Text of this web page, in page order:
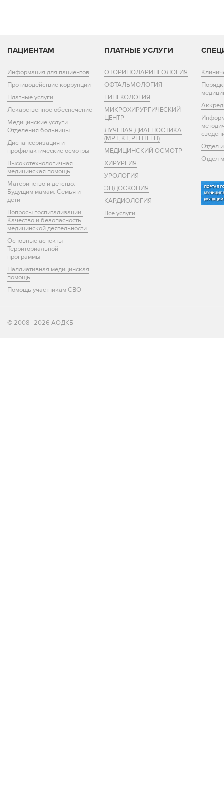
ПАЦИЕНТАМ
Информация для пациентов
Противодействие коррупции
Платные услуги
Лекарственное обеспечение
Медицинские услуги.
Отделения больницы
Диспансеризация и
профилактические осмотры
Высокотехнологичная
медицинская помощь
Материнство и детство.
Будущим мамам. Семья и
дети
Вопросы госпитализации.
Качество и безопасность
медицинской деятельности.
Основные аспекты
Территориальной
программы
Паллиативная медицинская
помощь
Помощь участникам СВО
ПЛАТНЫЕ УСЛУГИ
ОТОРИНОЛАРИНГОЛОГИЯ
ОФТАЛЬМОЛОГИЯ
ГИНЕКОЛОГИЯ
МИКРОХИРУРГИЧЕСКИЙ
ЦЕНТР
ЛУЧЕВАЯ ДИАГНОСТИКА
(МРТ, КТ, РЕНТГЕН)
МЕДИЦИНСКИЙ ОСМОТР
ХИРУРГИЯ
УРОЛОГИЯ
ЭНДОСКОПИЯ
КАРДИОЛОГИЯ
Все услуги
Отдел
Отдел
© 2008–2026 АОДКБ